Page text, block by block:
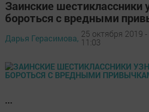
Заинские шестиклассники
бороться с вредными
Дарья Герасимова, 25 октября 2019 -
11:03
...